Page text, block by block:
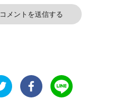
コメントを送信する